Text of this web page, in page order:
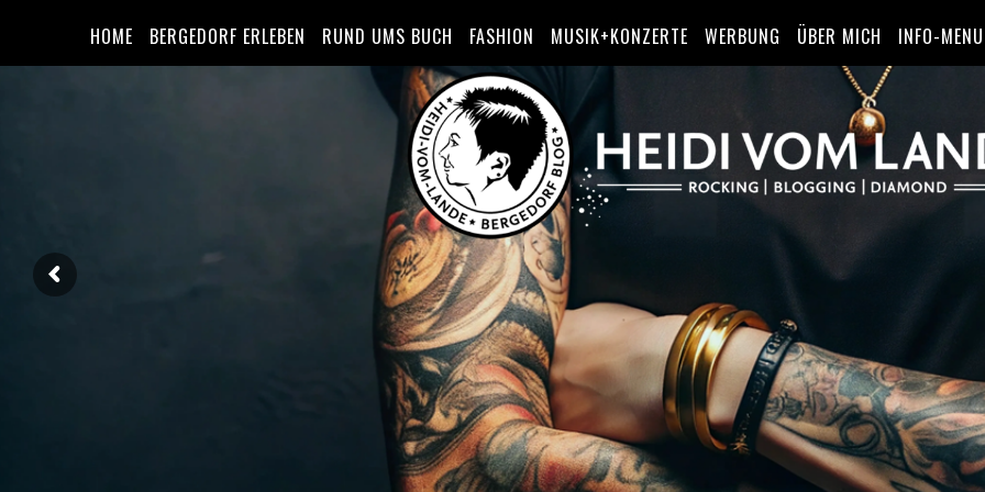
HOME BERGEDORF ERLEBEN RUND UMS BUCH FASHION MUSIK+KONZERTE WERBUNG ÜBER MICH INFO-